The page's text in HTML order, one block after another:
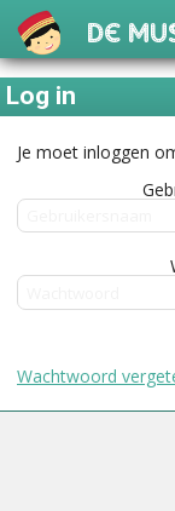
De
Log in
Je moet inloggen
Wachtwoord